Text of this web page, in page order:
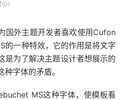
(0)
国外主题开发者喜欢使用Cufon
的一种特效，它的作用是将文字
是为了解决主题设计者想展示的
字体的矛盾。
MS这种字体，使模板看